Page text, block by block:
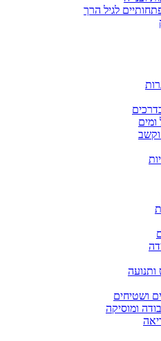
לגיל הרך
ומים
וקשב
ותנועה
ושטיחים
ומוסיקה